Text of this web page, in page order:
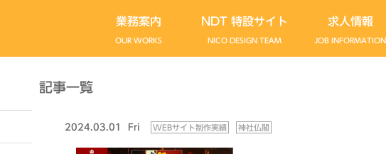
業務案内
OUR WORKS
NDT 特設サイト
NICO DESIGN TEAM
求人情報
JOB INFORMATION
記事一覧
2024.03.01 Fri WEBサイト制作実績 神社仏閣